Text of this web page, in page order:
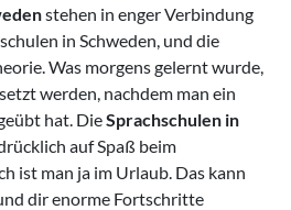
stehen in enger Verbindung
in Schweden, und die
Was morgens gelernt wurde,
werden, nachdem man ein
hat. DieSprachschulen in
auf Spaß beim
ist man ja im Urlaub. Das kann
dir enorme Fortschritte